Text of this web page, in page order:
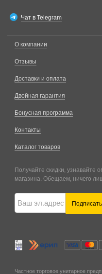
Чат в Telegram
О компании
Отзывы
Доставки и оплата
Двойная гарантия
Бонусная программа
Контакты
Каталог товаров
Получайте скидки, узнавайте
магазина. Обещаем, ничего
Частное торговое унитарное